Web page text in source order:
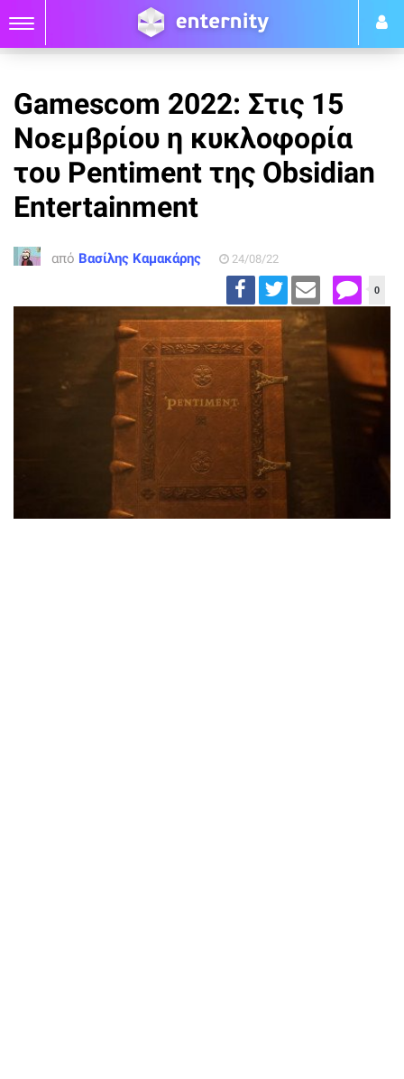
Gamescom 2022: Στις 15
Νοεμβρίου η κυκλοφορία
του Pentiment της Obsidian
Entertainment
από Βασίλης Καμακάρης 24/08/22
0